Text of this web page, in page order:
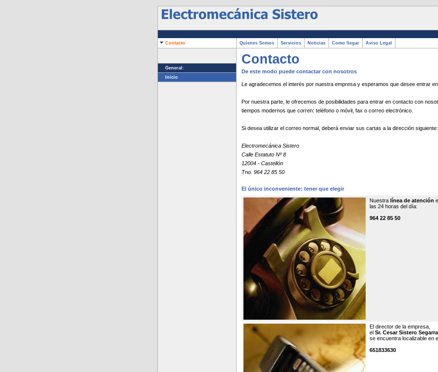
Contacto
Quienes Somos Servicios Noticias Como llegar Aviso Legal
General:
Inicio
Contacto
De este modo puede contactar con nosotros
Le agradecemos el interés por nuestra empresa y esperamos que desee entrar
Por nuestra parte, le ofrecemos de posibilidades para entrar en contacto con
tiempos modernos que corren: teléfono o móvil, fax o correo electrónico.
Si desea utilizar el correo normal, deberá enviar sus cartas a la dirección siguiente:
Electromecánica Sistero
Calle Estatuto Nº 8
12004 - Castellón
Tno. 964 22 85 50
El único inconveniente: tener que elegir
Nuestra línea de atención
las 24 horas del día:
964 22 85 50
El director de la empresa,
el Sr. Cesar Sistero Segarra
se encuentra localizable en
651833630